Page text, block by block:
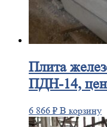
Плита
ПДН-14,
6 866 ₽ В корзину